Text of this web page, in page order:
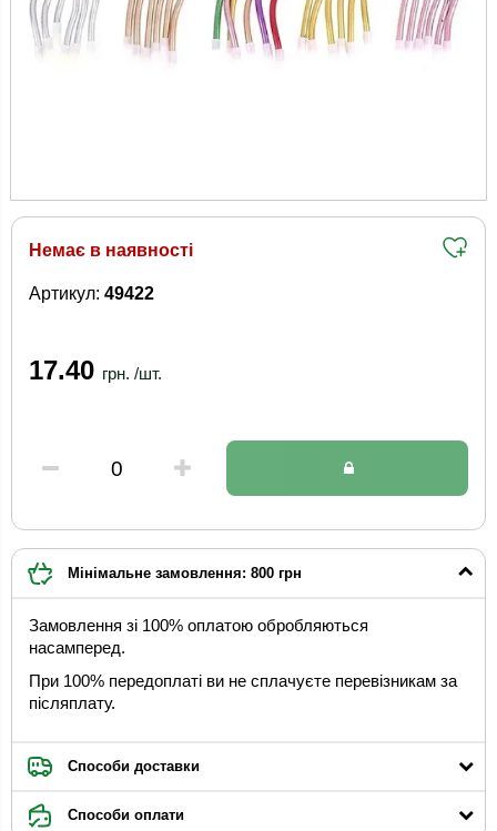
Немає в наявності
Артикул: 49422
17.40 грн. /шт.
Мінімальне замовлення: 800 грн
Замовлення зі 100% оплатою обробляються
насамперед.
При 100% передоплаті ви не сплачуєте перевізникам за
післяплату.
Способи доставки
Способи оплати